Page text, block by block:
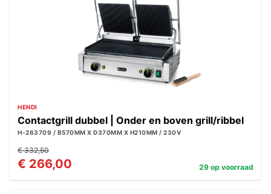
HENDI
Contactgrill dubbel | Onder en boven grill/ribbel
H-263709 / B570MM X D370MM X H210MM / 230V
€ 332,50
€ 266,00 29 op voorraad